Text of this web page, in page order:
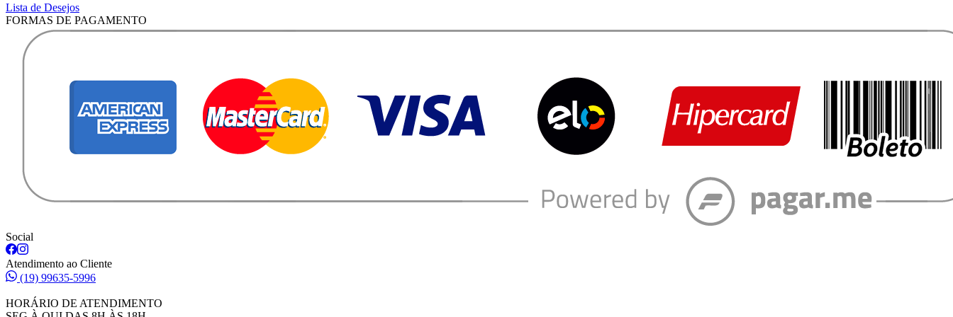
Lista de Desejos
FORMAS DE PAGAMENTO
Social
Atendimento ao Cliente
(19) 99635-5996
HORÁRIO DE ATENDIMENTO